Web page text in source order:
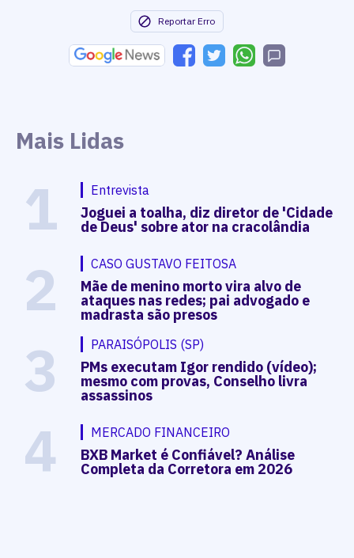
Reportar Erro
Mais Lidas
1 Entrevista
Joguei a toalha, diz diretor de 'Cidade
de Deus' sobre ator na cracolândia
2 CASO GUSTAVO FEITOSA
Mãe de menino morto vira alvo de
ataques nas redes; pai advogado e
madrasta são presos
3 PARAISÓPOLIS (SP)
PMs executam Igor rendido (vídeo);
mesmo com provas, Conselho livra
assassinos
4 MERCADO FINANCEIRO
BXB Market é Confiável? Análise
Completa da Corretora em 2026